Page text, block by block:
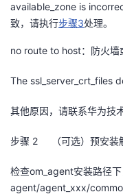
动
关
注
的
开
发
者
学
堂
我
的
Programs
我
的
支
持
我
available_zone is
致，请执行步骤3处理。
no route to host：防火
The ssl_server_crt_files
其他原因，请联系华为技
步骤 2 （可选）预安装
检查om_agent安装路径
agent/agent_xxx/